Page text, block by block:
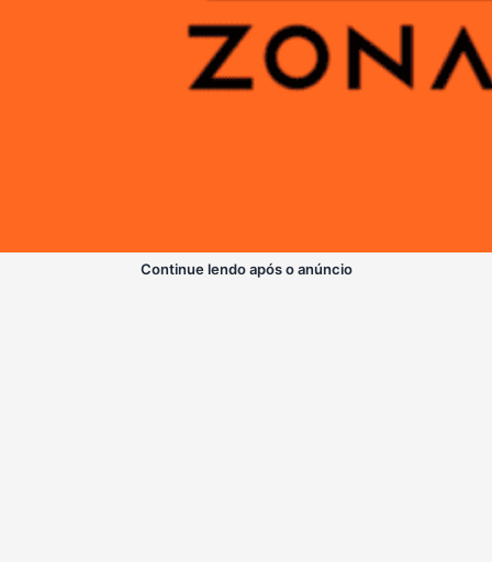
Continue lendo após o anúncio